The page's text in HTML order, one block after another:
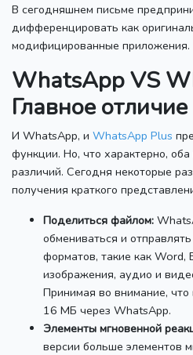
В сегодняшнем письме
дифференцировать как
модифицированные приложения.
WhatsApp VS
Главное отличие
И WhatsApp, и WhatsApp Plus
функции. Но, что характерно,
различий. Сегодня некоторые
получения краткого
Поделиться файлом:
обмениваться и
форматов, такие как Word,
изображения, аудио и
Принимая во внимание,
16 МБ через WhatsApp.
Элементы мгновенной
версии больше элементов